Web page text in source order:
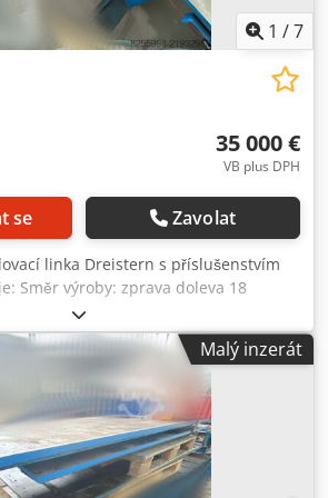
1 /7
35 000 €
VB plus DPH
se Zavolat
linka Dreistern s příslušenstvím
Směr výroby: zprava doleva 18
9,2 kW stejnosměrný motor
1: Šířka nástroje stojanu: 135 mm
hřídelí: 30 mm Připojení pracovních
Pevná spodní hřídel Axiální
spodní-horní hřídel: 60–100
mm Profilovací stojany, typ 2: Šířka
mm Průměr pracovních hřídelí: 30
hřídelí: 20 mm s drážkou Pevná
Malý inzerát